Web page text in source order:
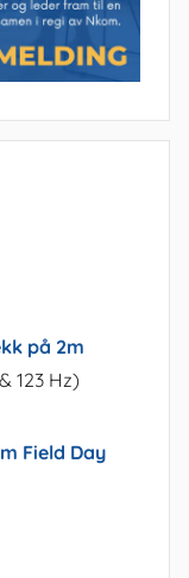
på 2m
123 Hz)
Field Day